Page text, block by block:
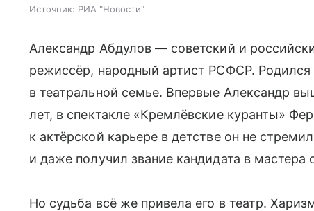
Источник: РИА "Новости"
Александр Абдулов — советский и
режиссёр, народный артист РСФСР. Родился
в театральной семье. Впервые Александр
лет, в спектакле «Кремлёвские куранты»
к актёрской карьере в детстве он не
и даже получил звание кандидата в мастера
Но судьба всё же привела его в театр.